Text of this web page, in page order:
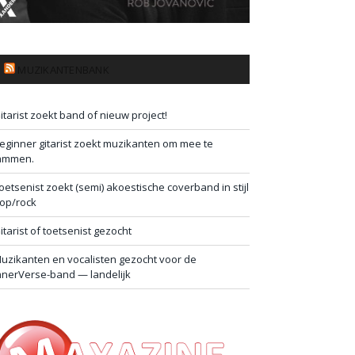
zoekt band of nieuw project!
gitarist zoekt muzikanten om mee te
zoekt (semi) akoestische coverband in stijl
rock
of toetsenist gezocht
en vocalisten gezocht voor de
band — landelijk